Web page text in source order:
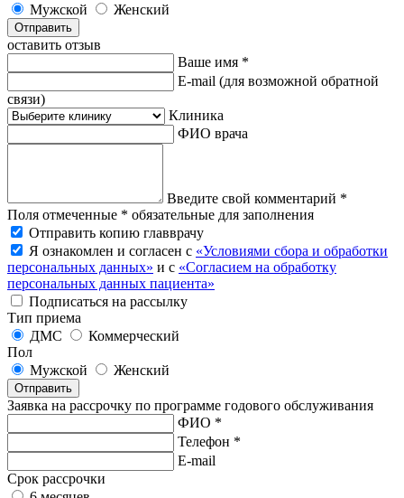
Мужской
Женский
Отправить
оставить отзыв
Ваше имя *
E-mail (для возможной обратной
связи)
Клиника
ФИО врача
Введите свой комментарий *
Поля отмеченные * обязательные для заполнения
Отправить копию главврачу
Я ознакомлен и согласен с «Условиями сбора и обработки
персональных данных» и с «Согласием на обработку
персональных данных пациента»
Подписаться на рассылку
Тип приема
ДМС
Коммерческий
Пол
Мужской
Женский
Отправить
Заявка на рассрочку по программе годового обслуживания
ФИО *
Телефон *
E-mail
Срок рассрочки